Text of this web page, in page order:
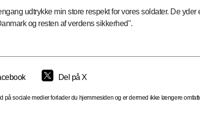
udtrykke min store respekt for vores soldater. De
og resten af verdens sikkerhed".
Del på X
på sociale medier forlader du hjemmesiden og er dermed ikke længere